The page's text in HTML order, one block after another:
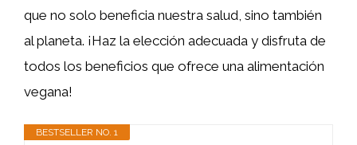
que no solo beneficia nuestra salud, sino también
al planeta. ¡Haz la elección adecuada y disfruta de
todos los beneficios que ofrece una alimentación
vegana!
BESTSELLER NO. 1